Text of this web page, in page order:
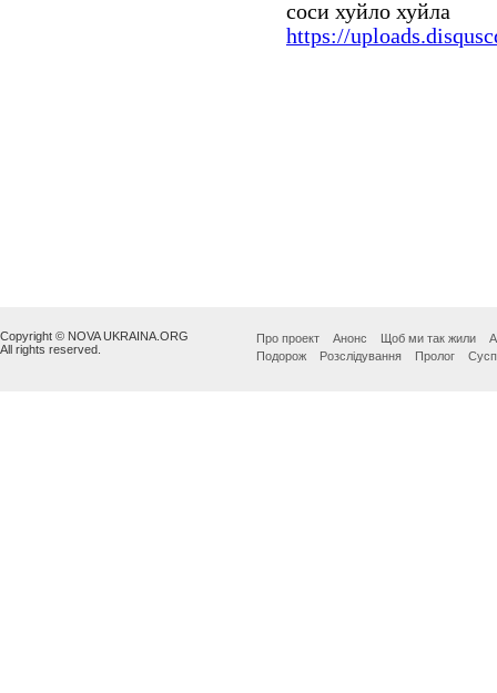
Copyright © NOVA UKRAINA.ORG
All rights reserved.
Про проект Анонс Щоб ми так жили
Подорож
Розслідування Пролог